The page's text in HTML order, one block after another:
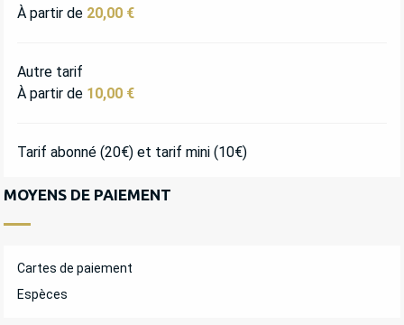
À partir de 20,00 €
Autre tarif
À partir de 10,00 €
Tarif abonné (20€) et tarif mini (10€)
MOYENS DE PAIEMENT
Cartes de paiement
Espèces